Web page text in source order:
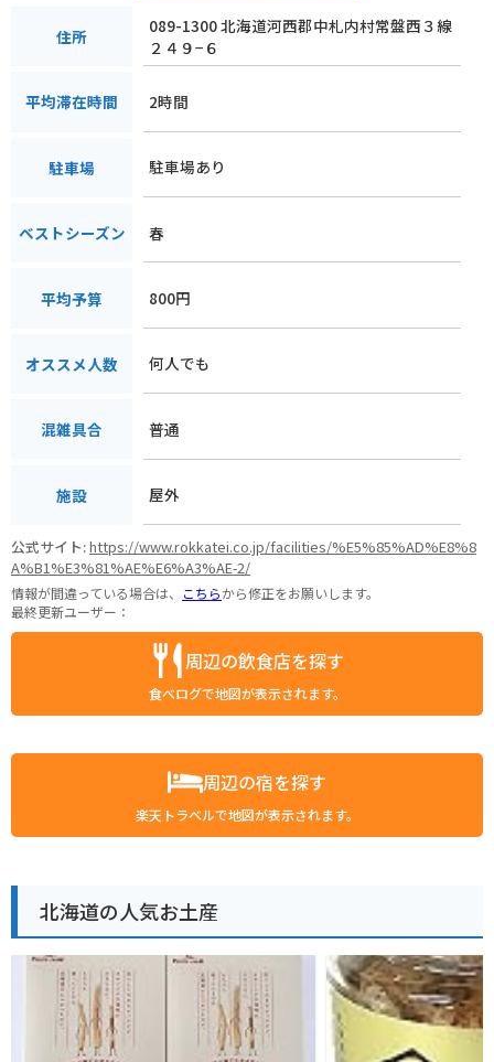
住所
089-1300 北海道河西郡中札内村常盤西３線
２４９−６
平均滞在時間 2時間
駐車場 駐車場あり
ベストシーズン 春
平均予算 800円
オススメ人数 何人でも
混雑具合 普通
施設 屋外
公式サイト:https://www.rokkatei.co.jp/facilities/%E5%85%AD%E8%8
A%B1%E3%81%AE%E6%A3%AE-2/
情報が間違っている場合は、 こちらから修正をお願いします。
最終更新ユーザー：
周辺の飲食店を探す
食べログで地図が表示されます。
周辺の宿を探す
楽天トラベルで地図が表示されます。
北海道の人気お土産